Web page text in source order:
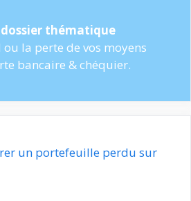
dossier thématique
la perte de vos moyens
bancaire & chéquier.
un portefeuille perdu sur